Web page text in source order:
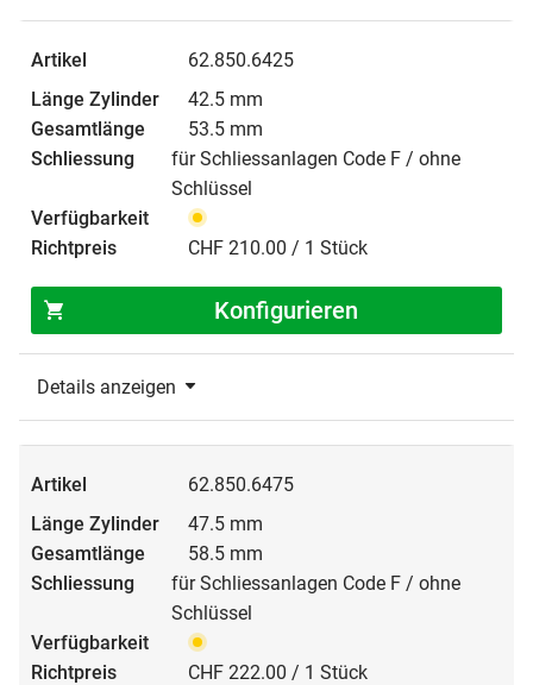
62.850.6425
42.5 mm
53.5 mm
für Schliessanlagen Code F / ohne
Schlüssel
CHF 210.00 / 1 Stück
Konfigurieren
Details anzeigen
62.850.6475
47.5 mm
58.5 mm
für Schliessanlagen Code F / ohne
Schlüssel
CHF 222.00 / 1 Stück